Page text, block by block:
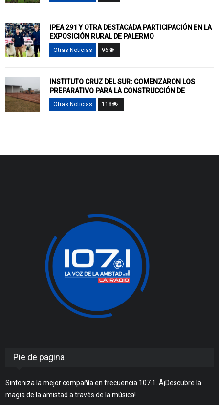
IPEA 291 Y OTRA DESTACADA PARTICIPACIÓN EN LA
EXPOSICIÓN RURAL DE PALERMO
Otras Noticias 96
INSTITUTO CRUZ DEL SUR: COMENZARON LOS
PREPARATIVO PARA LA CONSTRUCCIÓN DE
Otras Noticias 118
Pie de pagina
Sintoniza la mejor compañía en frecuencia 107.1. Â¡Descubre la
magia de la amistad a través de la música!